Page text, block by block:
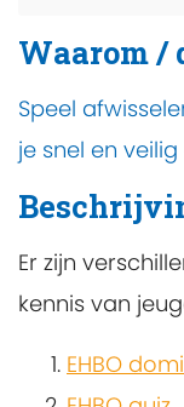
Waarom /
Speel
je snel en
Er zijn
kennis van
EHBO